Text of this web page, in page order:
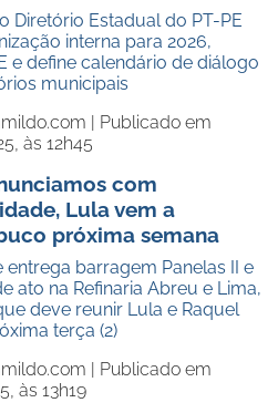
Diretório Estadual do PT-PE
interna para 2026,
e define calendário de diálogo
municipais
| Publicado em
às 12h45
com
Lula vem a
próxima semana
entrega barragem Panelas II e
ato na Refinaria Abreu e Lima,
deve reunir Lula e Raquel
terça (2)
| Publicado em
às 13h19